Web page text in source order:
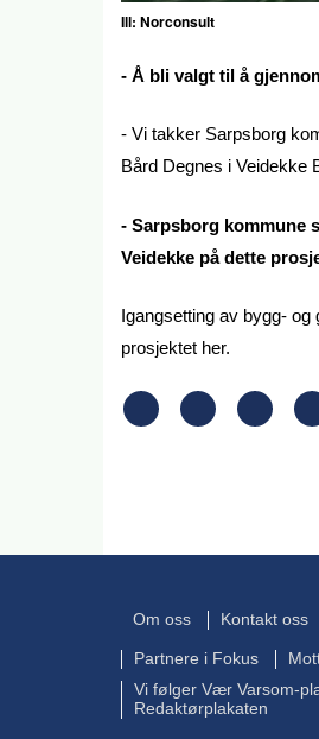
Ill: Norconsult
- Å bli valgt til å
- Vi takker Sarpsborg
Bård Degnes i Veidekke
- Sarpsborg kommune
Veidekke på dette
Igangsetting av bygg- og
prosjektet her.
Om oss Kontakt oss
Partnere i Fokus
Vi følger Vær Varsom-
Redaktørplakaten